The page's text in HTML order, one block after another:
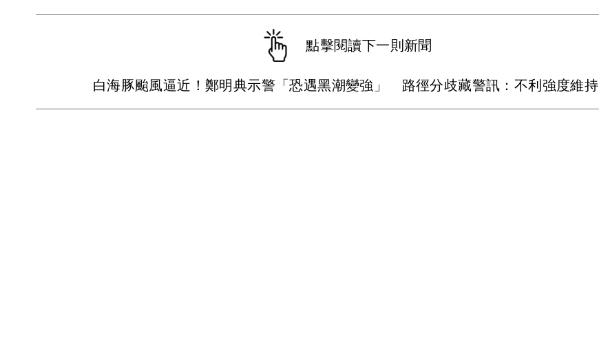
點擊閱讀下一則新聞
白海豚颱風逼近！鄭明典示警「恐遇黑潮變強」 路徑分歧藏警訊：不利強度維持